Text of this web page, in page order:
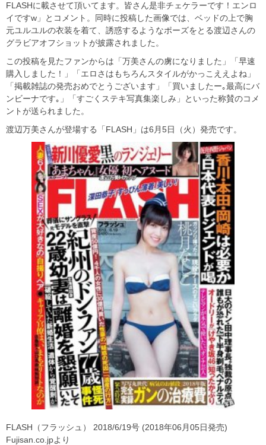
FLASHに載させて頂いてます。皆さん是非チェケラーです！エンロ
イですw」とコメント。同時に投稿した画像では、ベッドの上で胸
元ユルユルの衣装を着て、誘惑するようなポーズをとる渡辺さんの
グラビアオフショットが披露されました。
この投稿を見たファンからは「万美さんの虜になりました」「早速
購入しました！」「エロさはもちろんスタイルがかっこええよね」
「掲載雑誌の発売おめでとうございます」「買いましたー｡最高にバ
ンビーナです｡」「すごくステキ写真集楽しみ」といった称賛のコメ
ントが送られました。
渡辺万美さんが登場する「FLASH」は6月5日（火）発売です。
FLASH（フラッシュ） 2018/6/19号 (2018年06月05日発売)
Fujisan.co.jpより